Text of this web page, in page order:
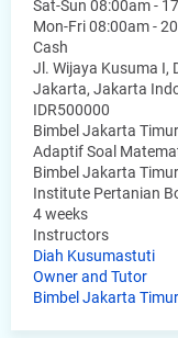
Sat-Sun 08:00am -
Mon-Fri 08:00am -
Cash
Jl. Wijaya Kusuma I,
Jakarta, Jakarta
IDR500000
Bimbel Jakarta
Adaptif Soal
Bimbel Jakarta Timur
Institute Pertanian
4 weeks
Instructors
Diah Kusumastuti
Owner and Tutor
Bimbel Jakarta Timur